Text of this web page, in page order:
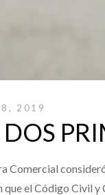
2019
DOS
Comercial
que el Código Civil